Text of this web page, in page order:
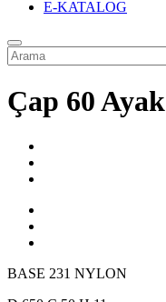
E-KATALOG
Çap 60 Ayak
BASE 231 NYLON